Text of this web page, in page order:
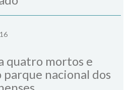
quatro mortos e
nacional dos